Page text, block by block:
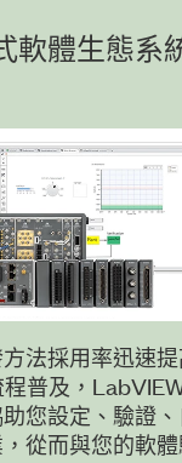
軟體生態系
法採用率迅速
普及，
您設定、驗證
從而與您的軟